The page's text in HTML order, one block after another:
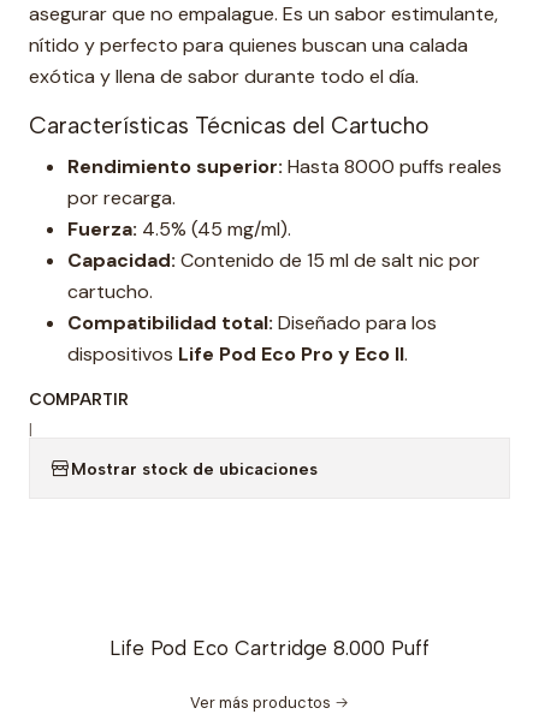
asegurar que no empalague. Es un sabor estimulante,
nítido y perfecto para quienes buscan una calada
exótica y llena de sabor durante todo el día.
Características Técnicas del Cartucho
Rendimiento superior: Hasta 8000 puffs reales
por recarga.
Fuerza: 4.5% (45 mg/ml).
Capacidad: Contenido de 15 ml de salt nic por
cartucho.
Compatibilidad total: Diseñado para los
dispositivos Life Pod Eco Pro y Eco II.
COMPARTIR
|
Mostrar stock de ubicaciones
Life Pod Eco Cartridge 8.000 Puff
Ver más productos